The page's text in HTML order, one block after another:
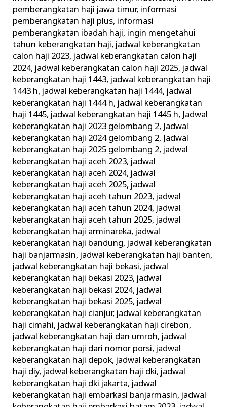
pemberangkatan haji jawa timur, informasi
pemberangkatan haji plus, informasi
pemberangkatan ibadah haji, ingin mengetahui
tahun keberangkatan haji, jadwal keberangkatan
calon haji 2023, jadwal keberangkatan calon haji
2024, jadwal keberangkatan calon haji 2025, jadwal
keberangkatan haji 1443, jadwal keberangkatan haji
1443 h, jadwal keberangkatan haji 1444, jadwal
keberangkatan haji 1444 h, jadwal keberangkatan
haji 1445, jadwal keberangkatan haji 1445 h, Jadwal
keberangkatan haji 2023 gelombang 2, Jadwal
keberangkatan haji 2024 gelombang 2, Jadwal
keberangkatan haji 2025 gelombang 2, jadwal
keberangkatan haji aceh 2023, jadwal
keberangkatan haji aceh 2024, jadwal
keberangkatan haji aceh 2025, jadwal
keberangkatan haji aceh tahun 2023, jadwal
keberangkatan haji aceh tahun 2024, jadwal
keberangkatan haji aceh tahun 2025, jadwal
keberangkatan haji arminareka, jadwal
keberangkatan haji bandung, jadwal keberangkatan
haji banjarmasin, jadwal keberangkatan haji banten,
jadwal keberangkatan haji bekasi, jadwal
keberangkatan haji bekasi 2023, jadwal
keberangkatan haji bekasi 2024, jadwal
keberangkatan haji bekasi 2025, jadwal
keberangkatan haji cianjur, jadwal keberangkatan
haji cimahi, jadwal keberangkatan haji cirebon,
jadwal keberangkatan haji dan umroh, jadwal
keberangkatan haji dari nomor porsi, jadwal
keberangkatan haji depok, jadwal keberangkatan
haji diy, jadwal keberangkatan haji dki, jadwal
keberangkatan haji dki jakarta, jadwal
keberangkatan haji embarkasi banjarmasin, jadwal